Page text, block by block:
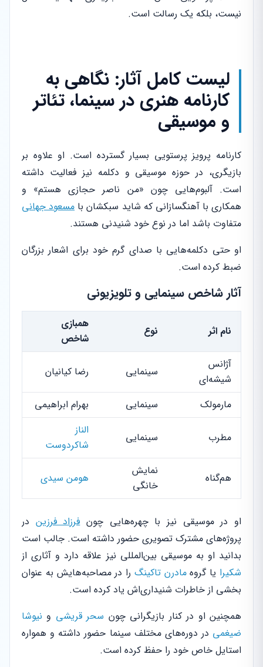
نیست، بلکه یک رسالت است.
لیست کامل آثار: نگاهی به
کارنامه هنری در سینما، تئاتر
و موسیقی
کارنامه پرویز پرستویی بسیار گسترده است. او علاوه بر
بازیگری، در حوزه موسیقی و دکلمه نیز فعالیت داشته
است. آلبوم‌هایی چون «من ناصر حجازی هستم» و
همکاری با آهنگسازانی که شاید سبکشان بامسعود جهانی
متفاوت باشد اما در نوع خود شنیدنی هستند.
او حتی دکلمه‌هایی با صدای گرم خود برای اشعار بزرگان
ضبط کرده است.
آثار شاخص سینمایی و تلویزیونی
نام اثر نوع
همبازی
شاخص
آژانس
شیشه‌ای
سینمایی رضا کیانیان
مارمولک سینمایی بهرام ابراهیمی
مطرب سینمایی
الناز
شاکردوست
هم‌گناه
نمایش
خانگی
هومن سیدی
او در موسیقی نیز با چهره‌هایی چونفرزاد فرزین در
پروژه‌های مشترک تصویری حضور داشته است. جالب است
بدانید او به موسیقی بین‌المللی نیز علاقه دارد و آثاری از
شکیرا یا گروهمادرن تاکینگ را در مصاحبه‌هایش به عنوان
بخشی از خاطرات شنیداری‌اش یاد کرده است.
همچنین او در کنار بازیگرانی چون سحر قریشی و نیوشا
ضیغمی در دوره‌های مختلف سینما حضور داشته و همواره
استایل خاص خود را حفظ کرده است.